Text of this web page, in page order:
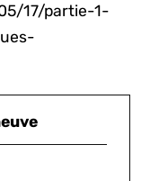
17/partie-1-